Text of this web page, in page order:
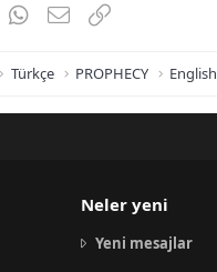
TumblrWhatsApp
E-postaLink
Türkçe PROPHECY English
Neler yeni
Yeni mesajlar